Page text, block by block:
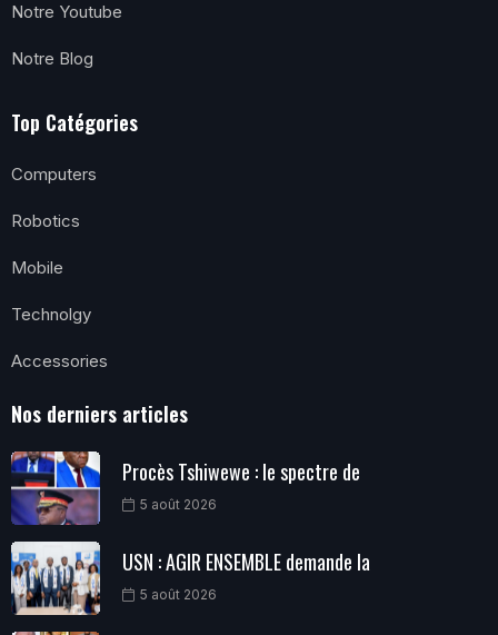
Notre Youtube
Notre Blog
Top Catégories
Computers
Robotics
Mobile
Technolgy
Accessories
Nos derniers articles
Procès Tshiwewe : le spectre de
5 août 2026
USN : AGIR ENSEMBLE demande la
5 août 2026